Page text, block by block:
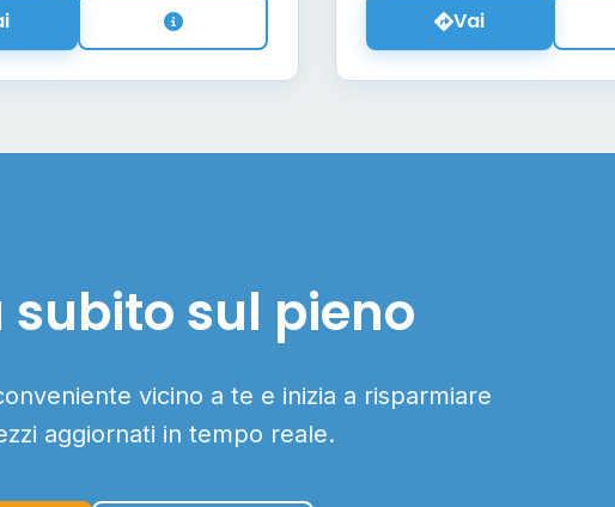
Vai
subito sul pieno
vicino a te e inizia a risparmiare
aggiornati in tempo reale.